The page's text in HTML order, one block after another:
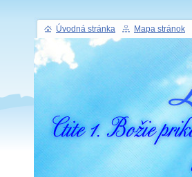
Úvodná stránka Mapa stránok